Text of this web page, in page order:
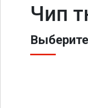
Чип